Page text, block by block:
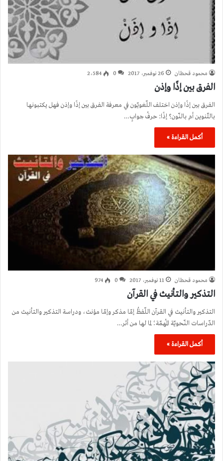
محمود قحطان 26 نوفمبر، 2017 0 2٬584
الفرق بين إذًا وإذن
الفرق بين إذًا وإذن اختلف اللّغويّون في معرفة الفرق بين إذًا وإذن فهل يكتبونها
بالتّنوين أم بالنّون؟ إذًا: حرفُ جوابٍ…
أكمل القراءة »
محمود قحطان 11 نوفمبر، 2017 0
974
التذكير والتأنيث في القرآن
التذكير والتأنيث في القرآن اللّفظُ إمّا مذكر وإمّا مؤنث، ودراسة التذكير والتأنيث من
الدّراسات النّحويّة المُهمّة؛ لما لها من أثر…
أكمل القراءة »